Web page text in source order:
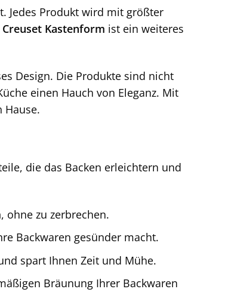
Jedes Produkt wird mit größter
Creuset Kastenform ist ein weiteres
Design. Die Produkte sind nicht
einen Hauch von Eleganz. Mit
Hause.
die das Backen erleichtern und
ohne zu zerbrechen.
Backwaren gesünder macht.
spart Ihnen Zeit und Mühe.
Bräunung Ihrer Backwaren